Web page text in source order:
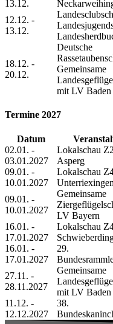
13.12.
12.12. -
13.12.
18.12. -
20.12.
Deutsche
Gemeinsame
mit LV Baden
Termine 2027
Datum
02.01. -
03.01.2027
Lokalschau
Asperg
09.01. -
10.01.2027
Lokalschau
Unterriexingen
09.01. -
10.01.2027
Gemeinsame
LV Bayern
16.01. -
17.01.2027
Lokalschau
16.01. -
17.01.2027
29.
27.11. -
28.11.2027
Gemeinsame
mit LV Baden
11.12. -
12.12.2027
38.